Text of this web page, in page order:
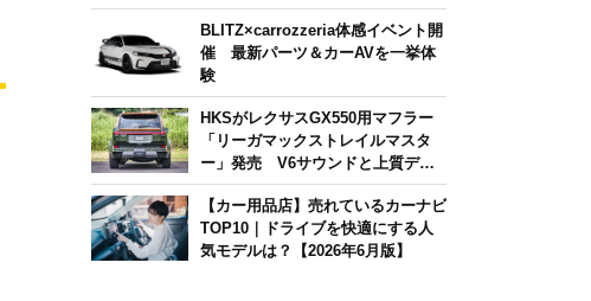
【2026年6月版】
BLITZ×carrozzeria体感イベント開
催 最新パーツ＆カーAVを一挙体
験
HKSがレクサスGX550用マフラー
「リーガマックストレイルマスタ
ー」発売 V6サウンドと上質デザ
インを両立
【カー用品店】売れているカーナビ
TOP10｜ドライブを快適にする人
気モデルは？【2026年6月版】